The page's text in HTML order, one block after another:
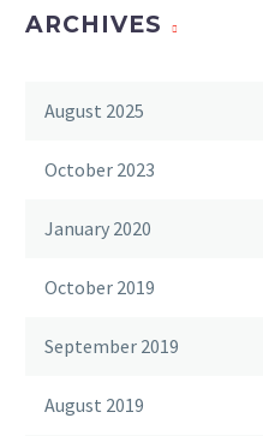
ARCHIVES
August 2025
October 2023
January 2020
October 2019
September 2019
August 2019